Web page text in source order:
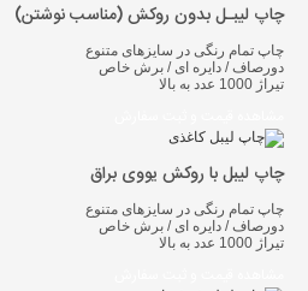
چاپ لیبـل بدون روکش (مناسب نوشتن)
چاپ تمام رنگی در سایزهای متنوع
دورصاف / دایره ای / برش خاص
تیراژ 1000 عدد به بالا
چاپ لیبل با روکش یووی براق
چاپ تمام رنگی در سایزهای متنوع
دورصاف / دایره ای / برش خاص
تیراژ 1000 عدد به بالا